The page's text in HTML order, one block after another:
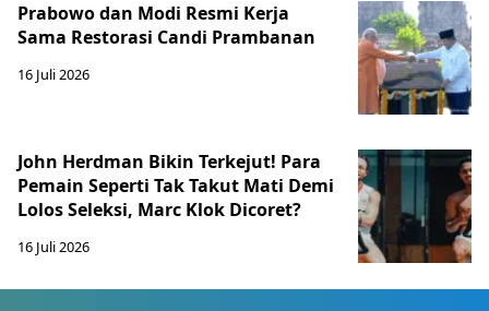
Prabowo dan Modi Resmi Kerja
Sama Restorasi Candi Prambanan
16 Juli 2026
John Herdman Bikin Terkejut! Para
Pemain Seperti Tak Takut Mati Demi
Lolos Seleksi, Marc Klok Dicoret?
16 Juli 2026